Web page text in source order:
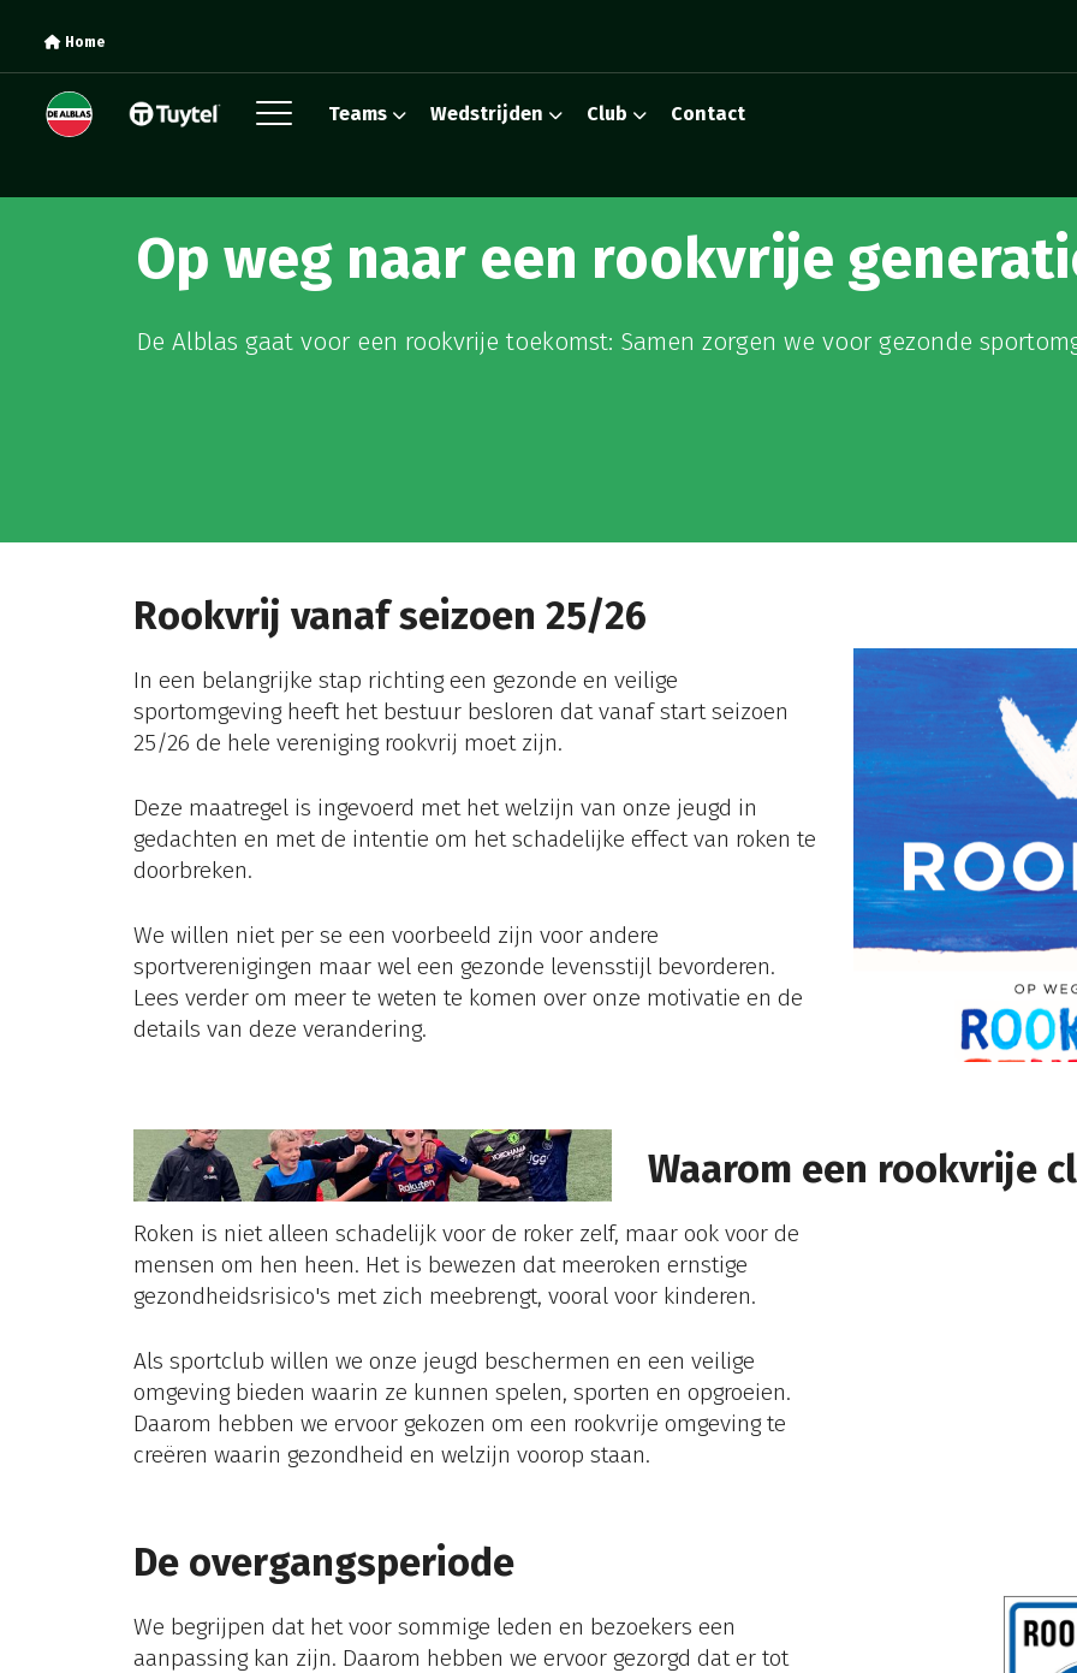
Home
Teams Wedstrijden Club Contact
Op weg naar een rookvrije
De Alblas gaat voor een rookvrije toekomst: Samen zorgen we voor gezonde
Rookvrij vanaf seizoen 25/26
In een belangrijke stap richting een gezonde en veilige
sportomgeving heeft het bestuur besloren dat vanaf start seizoen
25/26 de hele vereniging rookvrij moet zijn.
Deze maatregel is ingevoerd met het welzijn van onze jeugd in
gedachten en met de intentie om het schadelijke effect van roken te
doorbreken.
We willen niet per se een voorbeeld zijn voor andere
sportverenigingen maar wel een gezonde levensstijl bevorderen.
Lees verder om meer te weten te komen over onze motivatie en de
details van deze verandering.
Waarom een rookvrije
Roken is niet alleen schadelijk voor de roker zelf, maar ook voor de
mensen om hen heen. Het is bewezen dat meeroken ernstige
gezondheidsrisico's met zich meebrengt, vooral voor kinderen.
Als sportclub willen we onze jeugd beschermen en een veilige
omgeving bieden waarin ze kunnen spelen, sporten en opgroeien.
Daarom hebben we ervoor gekozen om een rookvrije omgeving te
creëren waarin gezondheid en welzijn voorop staan.
De overgangsperiode
We begrijpen dat het voor sommige leden en bezoekers een
aanpassing kan zijn. Daarom hebben we ervoor gezorgd dat er tot